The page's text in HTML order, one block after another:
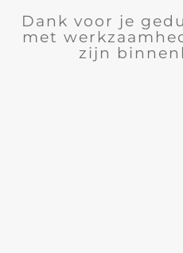
Dank voor je
met
zijn